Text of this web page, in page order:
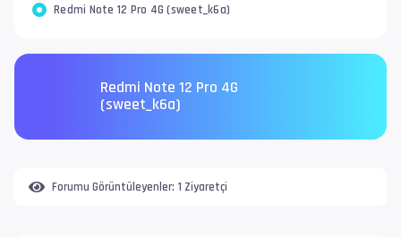
Redmi Note 12 Pro 4G (sweet_k6a)
Redmi Note 12 Pro 4G
(sweet_k6a)
Forumu Görüntüleyenler: 1 Ziyaretçi